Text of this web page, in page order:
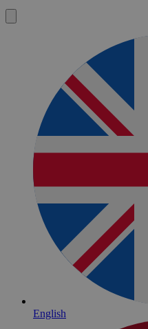
English